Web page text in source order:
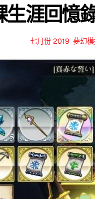
生涯回憶
七月份 2019 ,夢幻